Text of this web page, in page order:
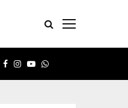
FACEBOOK
INSTAGRAM
YOUTUBE
WHATSAPP